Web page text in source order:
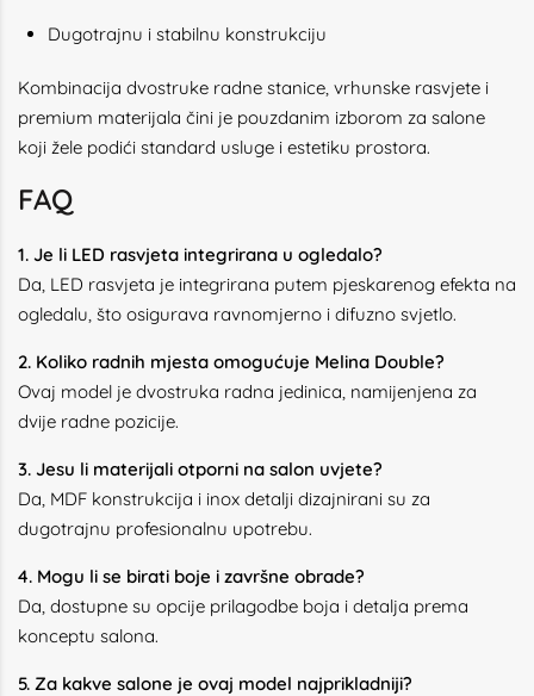
Dugotrajnu i stabilnu konstrukciju
Kombinacija dvostruke radne stanice, vrhunske rasvjete i
premium materijala čini je pouzdanim izborom za salone
koji žele podići standard usluge i estetiku prostora.
FAQ
1. Je li LED rasvjeta integrirana u ogledalo?
Da, LED rasvjeta je integrirana putem pjeskarenog efekta na
ogledalu, što osigurava ravnomjerno i difuzno svjetlo.
2. Koliko radnih mjesta omogućuje Melina Double?
Ovaj model je dvostruka radna jedinica, namijenjena za
dvije radne pozicije.
3. Jesu li materijali otporni na salon uvjete?
Da, MDF konstrukcija i inox detalji dizajnirani su za
dugotrajnu profesionalnu upotrebu.
4. Mogu li se birati boje i završne obrade?
Da, dostupne su opcije prilagodbe boja i detalja prema
konceptu salona.
5. Za kakve salone je ovaj model najprikladniji?